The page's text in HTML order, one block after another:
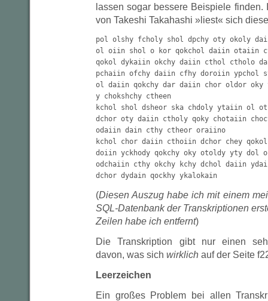
lassen sogar bessere Beispiele finden.
von Takeshi Takahashi »liest« sich
pol olshy fcholy shol dpchy oty okoly
ol oiin shol o kor qokchol daiin otaiin
qokol dykaiin okchy daiin cthol ctholo
pchaiin ofchy daiin cfhy doroiin ypchol
ol daiin qokchy dar daiin chor oldor oky
y chokshchy ctheen
kchol shol dsheor ska chdoly ytaiin ol
dchor oty daiin ctholy qoky chotaiin
odaiin dain cthy ctheor oraiino
kchol chor daiin cthoiin dchor chey qokol
doiin yckhody qokchy oky otoldy yty dol
odchaiin cthy okchy kchy dchol daiin
dchor dydain qockhy ykalokain
(Diesen Auszug habe ich mit einem
SQL-Datenbank der Transkriptionen
Zeilen habe ich entfernt)
Die Transkription gibt nur einen
davon, was sich wirklich auf der Seite
Leerzeichen
Ein großes Problem bei allen